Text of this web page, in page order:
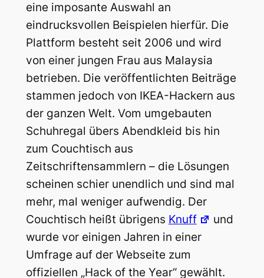
eine imposante Auswahl an
eindrucksvollen Beispielen hierfür. Die
Plattform besteht seit 2006 und wird
von einer jungen Frau aus Malaysia
betrieben. Die veröffentlichten Beiträge
stammen jedoch von IKEA-Hackern aus
der ganzen Welt. Vom umgebauten
Schuhregal übers Abendkleid bis hin
zum Couchtisch aus
Zeitschriftensammlern – die Lösungen
scheinen schier unendlich und sind mal
mehr, mal weniger aufwendig. Der
Couchtisch heißt übrigens Knuff
und
wurde vor einigen Jahren in einer
Umfrage auf der Webseite zum
offiziellen „Hack of the Year“ gewählt.